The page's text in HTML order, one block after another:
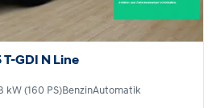
GDI N Line
kW (160 PS)BenzinAutomatik